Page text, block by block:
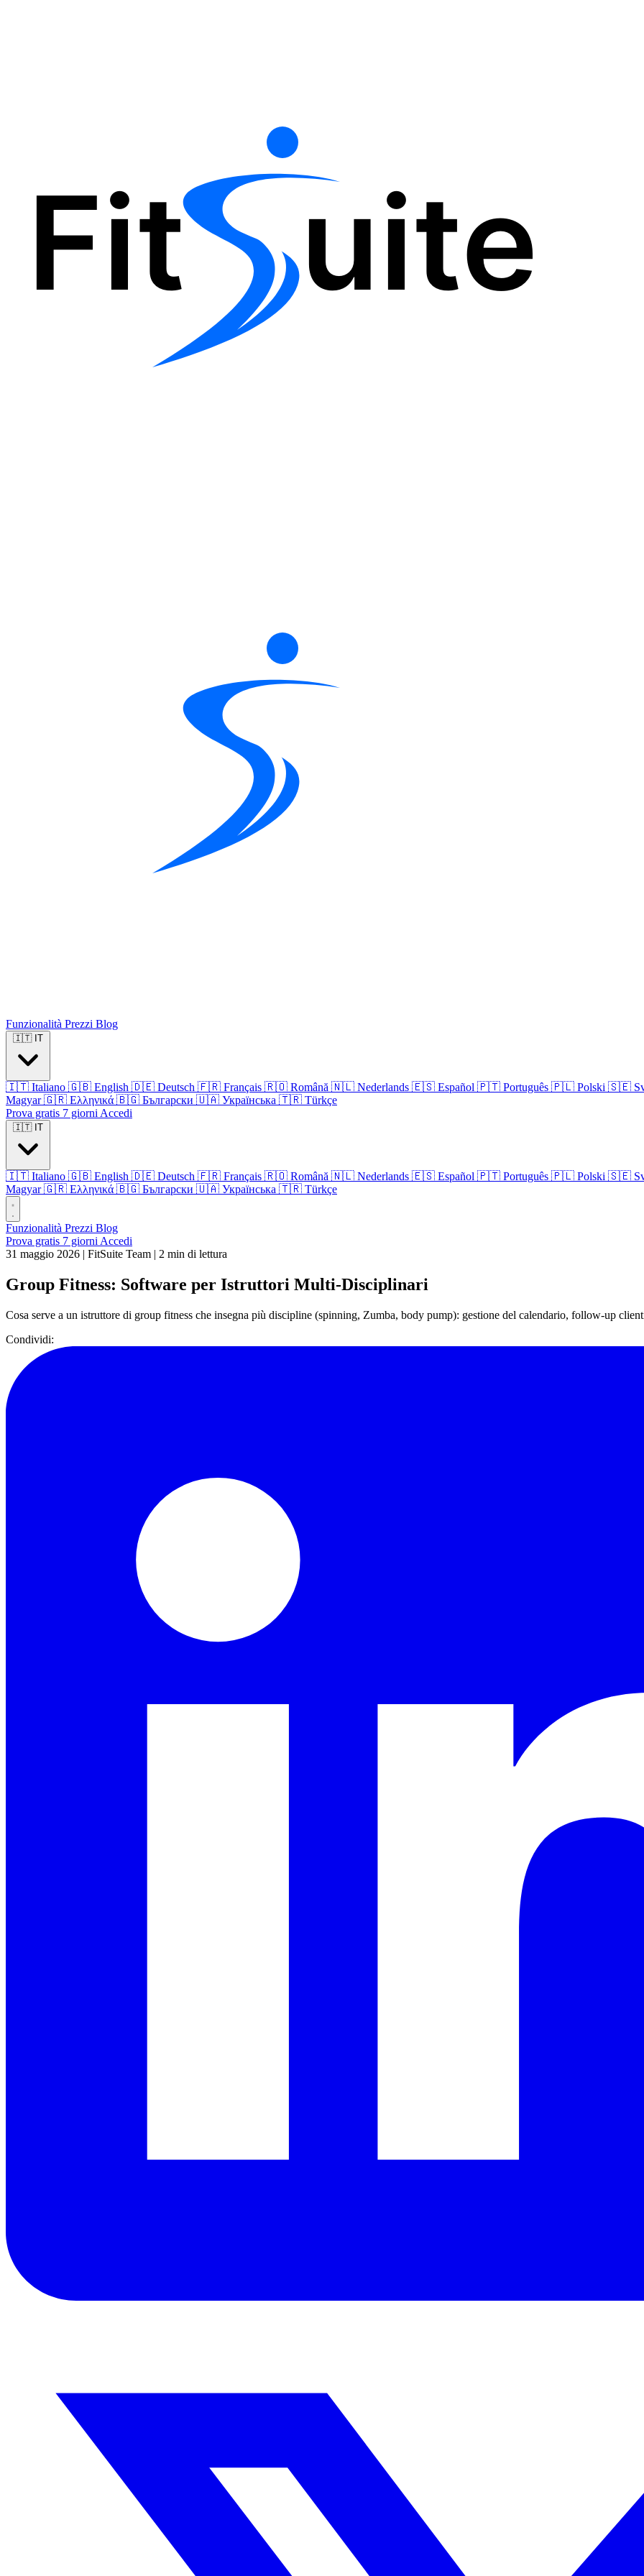
Funzionalità Prezzi Blog
🇮🇹 IT
🇮🇹 Italiano 🇬🇧 English 🇩🇪 Deutsch 🇫🇷 Français 🇷🇴 Română 🇳🇱 Nederlands 🇪🇸 Español 🇵🇹 Português 🇵🇱 Polski 🇸🇪
Magyar 🇬🇷 Ελληνικά 🇧🇬 Български 🇺🇦 Українська 🇹🇷 Türkçe
Prova gratis 7 giorni Accedi
🇮🇹 IT
🇮🇹 Italiano 🇬🇧 English 🇩🇪 Deutsch 🇫🇷 Français 🇷🇴 Română 🇳🇱 Nederlands 🇪🇸 Español 🇵🇹 Português 🇵🇱 Polski 🇸🇪
Magyar 🇬🇷 Ελληνικά 🇧🇬 Български 🇺🇦 Українська 🇹🇷 Türkçe
Funzionalità Prezzi Blog
Prova gratis 7 giorni Accedi
31 maggio 2026 | FitSuite Team | 2 min di lettura
Group Fitness: Software per Istruttori Multi-Disciplinari
Cosa serve a un istruttore di group fitness che insegna più discipline (spinning, Zumba, body pump): gestione del calendario, follow-up
Condividi: